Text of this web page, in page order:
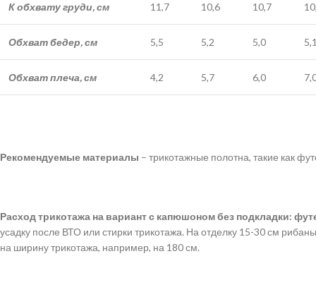
К обхвату груди, см 11,7 10,6 10,7
Обхват бедер, см 5,5 5,2 5,0 5,1
Обхват плеча, см 4,2 5,7 6,0
Рекомендуемые материалы – трикотажные полотна, такие как
Расход трикотажа на вариант с капюшоном без подкладки:
усадку после ВТО или стирки трикотажа. На отделку 15-30 см
на ширину трикотажа, например, на 180 см.